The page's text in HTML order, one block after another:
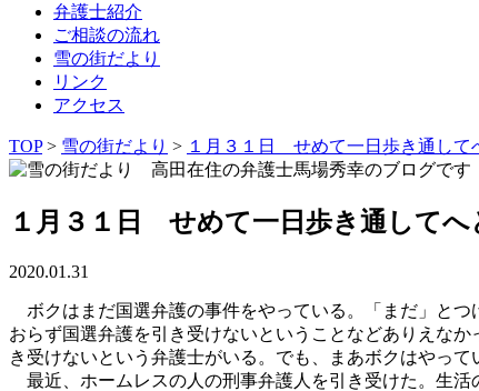
弁護士紹介
ご相談の流れ
雪の街だより
リンク
アクセス
TOP> 雪の街だより > １月３１日 せめて一日歩き通して
１月３１日 せめて一日歩き通してへ
2020.01.31
ボクはまだ国選弁護の事件をやっている。「まだ」と
おらず国選弁護を引き受けないということなどありえな
き受けないという弁護士がいる。でも、まあボクはやっ
最近、ホームレスの人の刑事弁護人を引き受けた。生活